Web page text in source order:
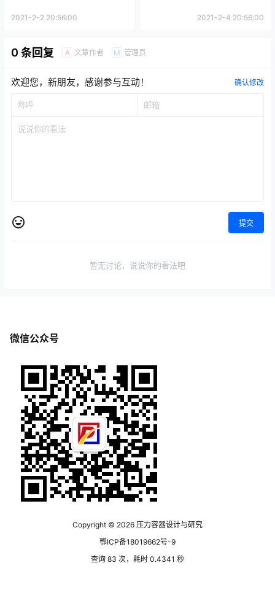
2021-2-2 20:56:00 2021-2-4 20:56:00
0 条回复 A 文章作者 M 管理员
欢迎您，新朋友，感谢参与互动！ 确认修改
提交
暂无讨论，说说你的看法吧
微信公众号
Copyright © 2026 压力容器设计与研究
鄂ICP备18019662号-9
查询 83 次，耗时 0.4341 秒